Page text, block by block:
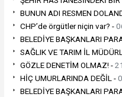
BUNUN ADI RESMEN
CHP’de örgütler niçin var? -
BELEDİYE BAŞKANLARI
SAĞLIK VE TARIM İL
GÖZLE DENETİM OLMAZ! -
HİÇ UMURLARINDA DEĞİL -
BELEDİYE BAŞKANLARI